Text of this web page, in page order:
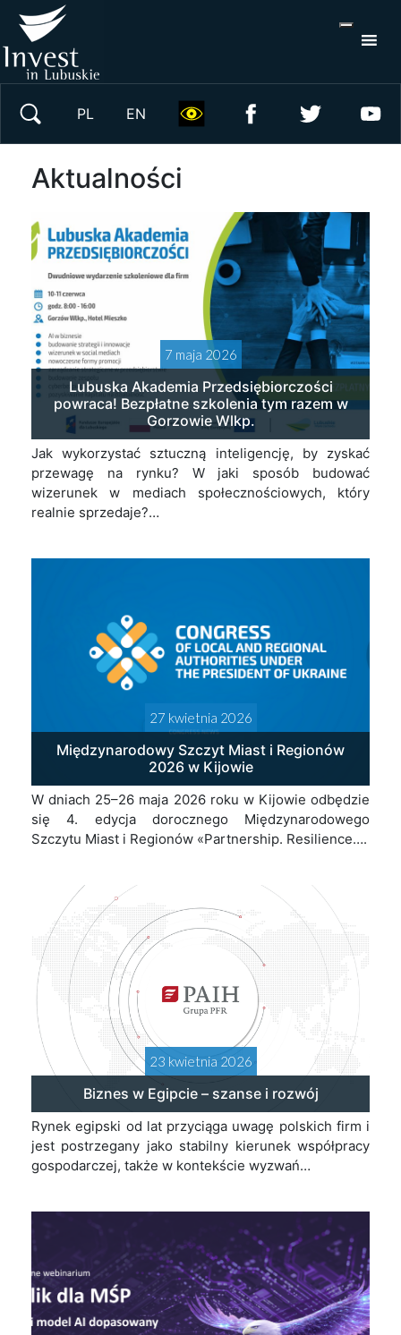
PL EN
Aktualności
7 maja 2026
Lubuska Akademia Przedsiębiorczości
powraca! Bezpłatne szkolenia tym razem w
Gorzowie Wlkp.
Jak wykorzystać sztuczną inteligencję, by zyskać
przewagę na rynku? W jaki sposób budować
wizerunek w mediach społecznościowych, który
realnie sprzedaje?…
27 kwietnia 2026
Międzynarodowy Szczyt Miast i Regionów
2026 w Kijowie
W dniach 25–26 maja 2026 roku w Kijowie odbędzie
się 4. edycja dorocznego Międzynarodowego
Szczytu Miast i Regionów «Partnership. Resilience….
23 kwietnia 2026
Biznes w Egipcie – szanse i rozwój
Rynek egipski od lat przyciąga uwagę polskich firm i
jest postrzegany jako stabilny kierunek współpracy
gospodarczej, także w kontekście wyzwań…
Wyszukaj w serwisie